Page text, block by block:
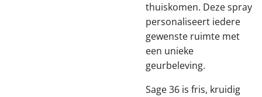
thuiskomen. Deze spray
personaliseert iedere
gewenste ruimte met
een unieke
geurbeleving.
Sage 36 is fris, kruidig